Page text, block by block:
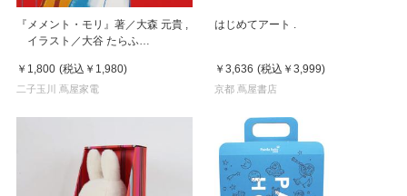
『メメント・モリ』著／大森 元貴 ,
イラスト／大谷 たらふ
￥1,800 (税込 ￥1,980)
二子玉川 蔦屋家電
はじめてアート .
￥3,636 (税込 ￥3,999)
京都 蔦屋書店